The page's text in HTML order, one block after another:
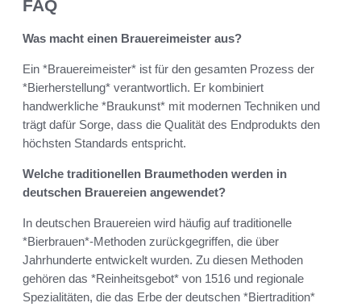
FAQ
Was macht einen Brauereimeister aus?
Ein *Brauereimeister* ist für den gesamten Prozess der
*Bierherstellung* verantwortlich. Er kombiniert
handwerkliche *Braukunst* mit modernen Techniken und
trägt dafür Sorge, dass die Qualität des Endprodukts den
höchsten Standards entspricht.
Welche traditionellen Braumethoden werden in
deutschen Brauereien angewendet?
In deutschen Brauereien wird häufig auf traditionelle
*Bierbrauen*-Methoden zurückgegriffen, die über
Jahrhunderte entwickelt wurden. Zu diesen Methoden
gehören das *Reinheitsgebot* von 1516 und regionale
Spezialitäten, die das Erbe der deutschen *Biertradition*